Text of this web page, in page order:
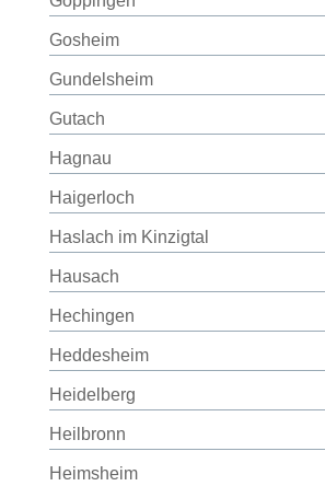
Gosheim
Gundelsheim
Gutach
Hagnau
Haigerloch
Haslach im Kinzigtal
Hausach
Hechingen
Heddesheim
Heidelberg
Heilbronn
Heimsheim